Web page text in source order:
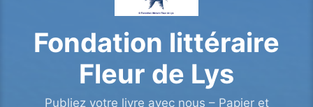
Fondation littéraire
Fleur de Lys
Publiez votre livre avec nous – Papier et